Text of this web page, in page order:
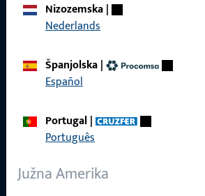
Nizozemska|
Nederlands
Španjolska|
Español
Portugal|
Português
Južna Amerika
Karijera
Katalog proizvoda